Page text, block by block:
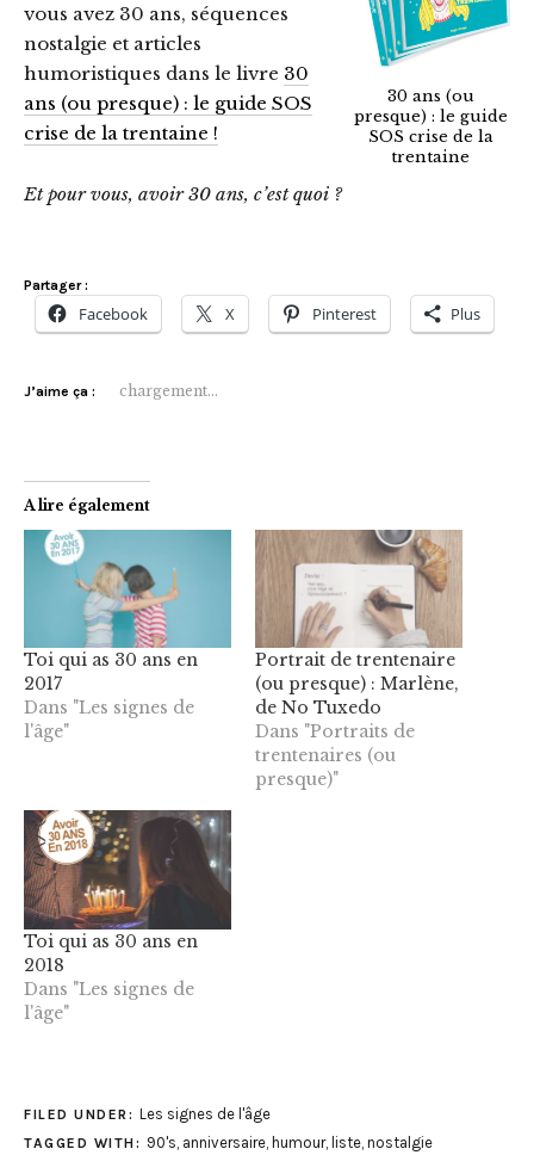
30 ans (ou
presque) : le guide
SOS crise de la
trentaine
vous avez 30 ans, séquences
nostalgie et articles
humoristiques dans le livre 30
ans (ou presque) : le guide SOS
crise de la trentaine !
Et pour vous, avoir 30 ans, c’est quoi ?
Partager :
Facebook X Pinterest Plus
J’aime ça : chargement…
A lire également
Toi qui as 30 ans en
2017
Dans "Les signes de
l'âge"
Portrait de trentenaire
(ou presque) : Marlène,
de No Tuxedo
Dans "Portraits de
trentenaires (ou
presque)"
Toi qui as 30 ans en
2018
Dans "Les signes de
l'âge"
FILED UNDER: Les signes de l'âge
TAGGED WITH: 90's anniversaire, humour, liste, nostalgie